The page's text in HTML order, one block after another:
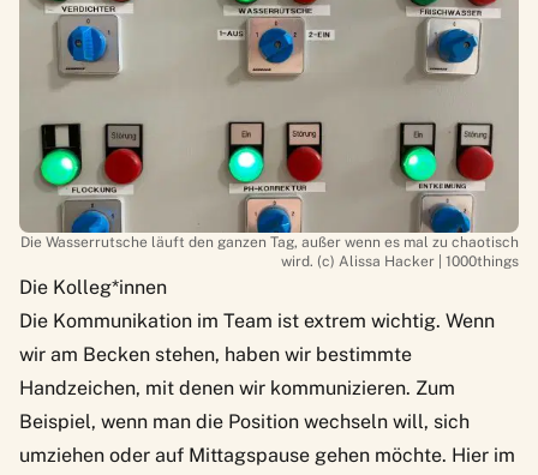
Die Wasserrutsche läuft den ganzen Tag, außer wenn es mal zu chaotisch
wird. (c) Alissa Hacker | 1000things
Die Kolleg*innen
Die Kommunikation im Team ist extrem wichtig. Wenn
wir am Becken stehen, haben wir bestimmte
Handzeichen, mit denen wir kommunizieren. Zum
Beispiel, wenn man die Position wechseln will, sich
umziehen oder auf Mittagspause gehen möchte. Hier im